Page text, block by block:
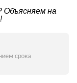
Объясняем на
срока